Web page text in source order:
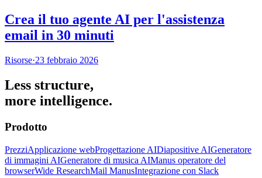
Crea il tuo agente AI per l'assistenza
email in 30 minuti
Risorse·23 febbraio 2026
Less structure,
more intelligence.
Prodotto
PrezziApplicazione webProgettazione AIDiapositive AIGeneratore
di immagini AIGeneratore di musica AIManus operatore del
browserWide ResearchMail ManusIntegrazione con Slack